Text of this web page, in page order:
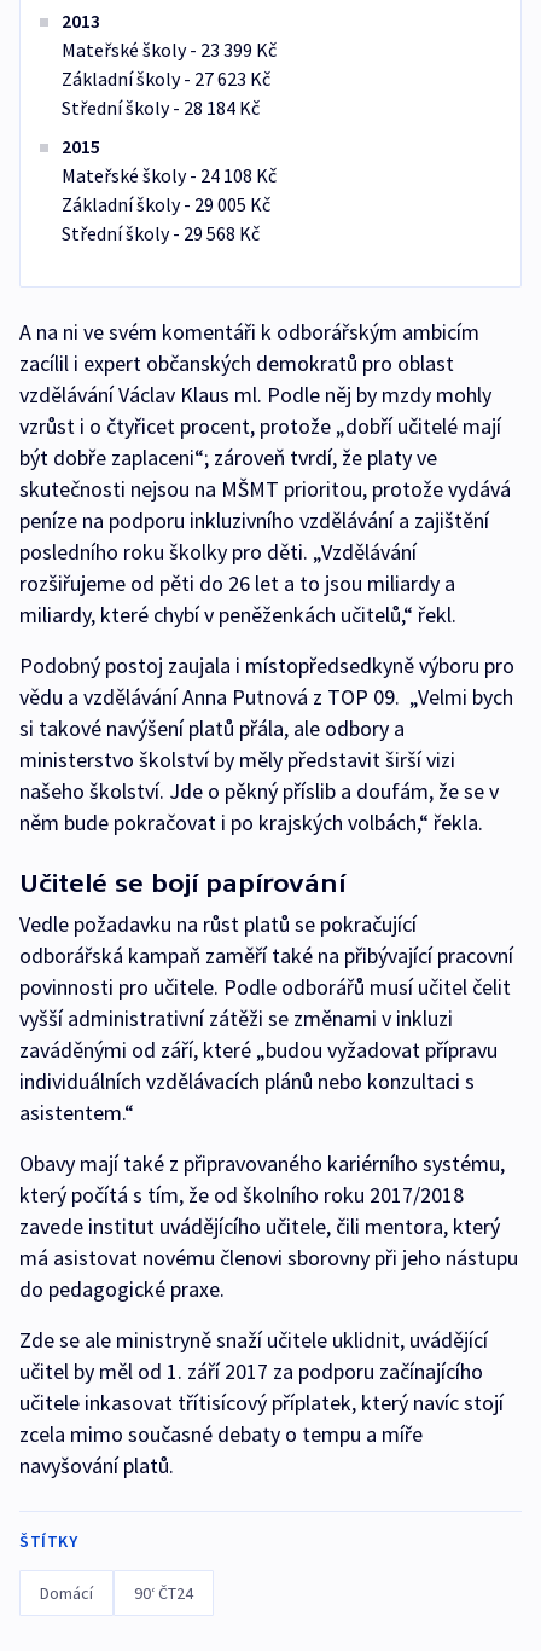
2013
Mateřské školy - 23 399 Kč
Základní školy - 27 623 Kč
Střední školy - 28 184 Kč
2015
Mateřské školy - 24 108 Kč
Základní školy - 29 005 Kč
Střední školy - 29 568 Kč
A na ni ve svém komentáři k odborářským ambicím
zacílil i expert občanských demokratů pro oblast
vzdělávání Václav Klaus ml. Podle něj by mzdy mohly
vzrůst i o čtyřicet procent, protože „dobří učitelé mají
být dobře zaplaceni“; zároveň tvrdí, že platy ve
skutečnosti nejsou na MŠMT prioritou, protože vydává
peníze na podporu inkluzivního vzdělávání a zajištění
posledního roku školky pro děti. „Vzdělávání
rozšiřujeme od pěti do 26 let a to jsou miliardy a
miliardy, které chybí v peněženkách učitelů,“ řekl.
Podobný postoj zaujala i místopředsedkyně výboru pro
vědu a vzdělávání Anna Putnová z TOP 09. „Velmi bych
si takové navýšení platů přála, ale odbory a
ministerstvo školství by měly představit širší vizi
našeho školství. Jde o pěkný příslib a doufám, že se v
něm bude pokračovat i po krajských volbách,“ řekla.
Učitelé se bojí papírování
Vedle požadavku na růst platů se pokračující
odborářská kampaň zaměří také na přibývající pracovní
povinnosti pro učitele. Podle odborářů musí učitel čelit
vyšší administrativní zátěži se změnami v inkluzi
zaváděnými od září, které „budou vyžadovat přípravu
individuálních vzdělávacích plánů nebo konzultaci s
asistentem.“
Obavy mají také z připravovaného kariérního systému,
který počítá s tím, že od školního roku 2017/2018
zavede institut uvádějícího učitele, čili mentora, který
má asistovat novému členovi sborovny při jeho nástupu
do pedagogické praxe.
Zde se ale ministryně snaží učitele uklidnit, uvádějící
učitel by měl od 1. září 2017 za podporu začínajícího
učitele inkasovat třítisícový příplatek, který navíc stojí
zcela mimo současné debaty o tempu a míře
navyšování platů.
ŠTÍTKY
Domácí 90‘ ČT24